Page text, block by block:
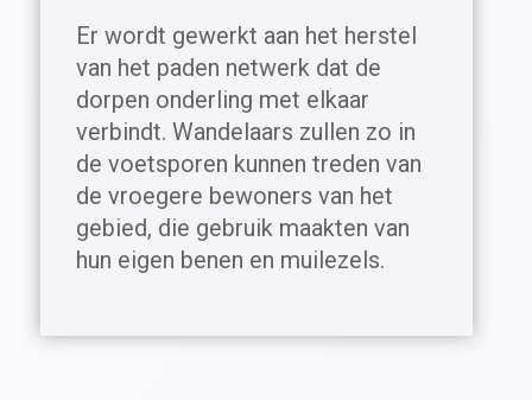
Er wordt gewerkt aan het herstel
van het paden netwerk dat de
dorpen onderling met elkaar
verbindt. Wandelaars zullen zo in
de voetsporen kunnen treden van
de vroegere bewoners van het
gebied, die gebruik maakten van
hun eigen benen en muilezels.